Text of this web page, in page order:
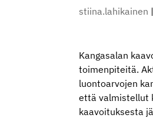
stiina.lahikainen
Kangasalan
toimenpiteitä.
luontoarvojen
että valmistellut
kaavoituksesta